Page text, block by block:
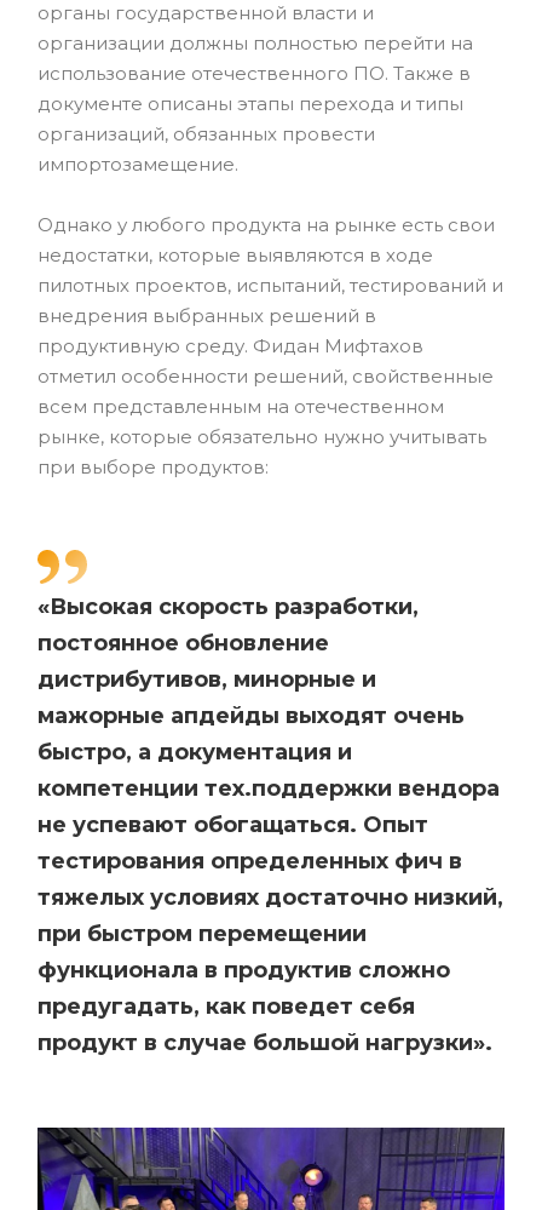
органы государственной власти и
организации должны полностью перейти на
использование отечественного ПО. Также в
документе описаны этапы перехода и типы
организаций, обязанных провести
импортозамещение.
Однако у любого продукта на рынке есть свои
недостатки, которые выявляются в ходе
пилотных проектов, испытаний, тестирований и
внедрения выбранных решений в
продуктивную среду. Фидан Мифтахов
отметил особенности решений, свойственные
всем представленным на отечественном
рынке, которые обязательно нужно учитывать
при выборе продуктов:
«Высокая скорость разработки,
постоянное обновление
дистрибутивов, минорные и
мажорные апдейды выходят очень
быстро, а документация и
компетенции тех.поддержки вендора
не успевают обогащаться. Опыт
тестирования определенных фич в
тяжелых условиях достаточно низкий,
при быстром перемещении
функционала в продуктив сложно
предугадать, как поведет себя
продукт в случае большой нагрузки».